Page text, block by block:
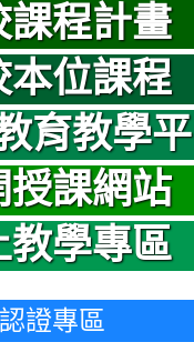
課程計畫
本位課程
育教學平
台
授課網站
教學專區
認證專區